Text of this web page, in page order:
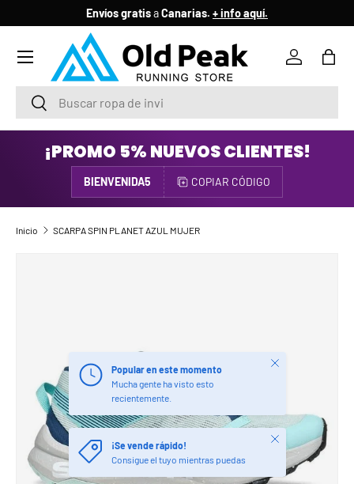
IR AL CONTENIDO
Envíos gratisaCanarias. + info aquí.
BuscarBuscar
Iniciar
Menú
¡PROMO 5% NUEVOS CLIENTES!
BIENVENIDA5 COPIAR CÓDIGO
Inicio SCARPA SPIN PLANET AZUL MUJER
Popular en este momento
Mucha gente ha visto esto
recientemente.
Cerrar
¡Se vende rápido!
Consigue el tuyo mientras puedas
Cerrar